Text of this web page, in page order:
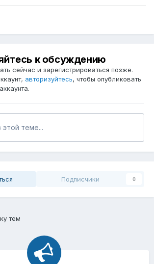
к обсуждению
сейчас и зарегистрироваться позже.
авторизуйтесь, чтобы опубликовать
этой теме...
Подписчики 0
тем